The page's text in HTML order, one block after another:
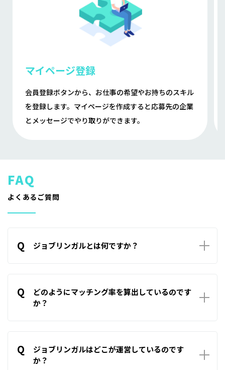
マイページ登録
会員登録ボタンから、お仕事の希望やお持ちのスキル
を登録します。マイページを作成すると応募先の企業
とメッセージでやり取りができます。
よくあるご質問
Q ジョブリンガルとは何ですか？
の希望条件を基にマッチング率を算出することでご自身に合
った相手を見つけることをサポートします。
Q
どのようにマッチング率を算出しているのです
か？
を変えたりすることはありません。
Q
ジョブリンガルはどこが運営しているのです
か？